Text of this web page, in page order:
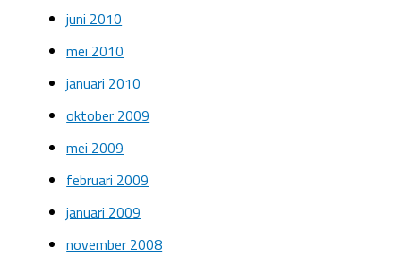
juni 2010
mei 2010
januari 2010
oktober 2009
mei 2009
februari 2009
januari 2009
november 2008